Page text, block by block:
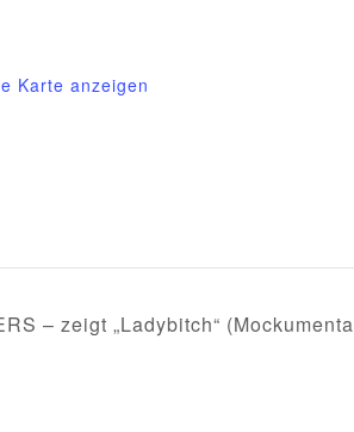
Karte anzeigen
– zeigt „Ladybitch“